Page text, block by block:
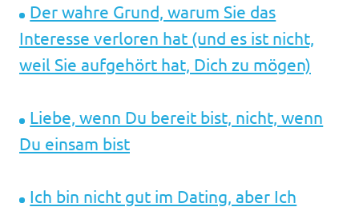
Der wahre Grund, warum Sie das
Interesse verloren hat (und es ist nicht,
weil Sie aufgehört hat, Dich zu mögen)
Liebe, wenn Du bereit bist, nicht, wenn
Du einsam bist
Ich bin nicht gut im Dating, aber Ich